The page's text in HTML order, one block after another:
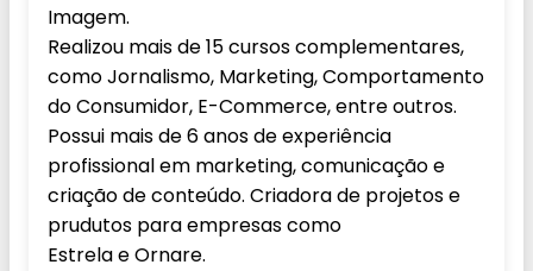
Imagem.
Realizou mais de 15 cursos complementares,
como Jornalismo, Marketing, Comportamento
do Consumidor, E-Commerce, entre outros.
Possui mais de 6 anos de experiência
profissional em marketing, comunicação e
criação de conteúdo. Criadora de projetos e
prudutos para empresas como
Estrela e Ornare.